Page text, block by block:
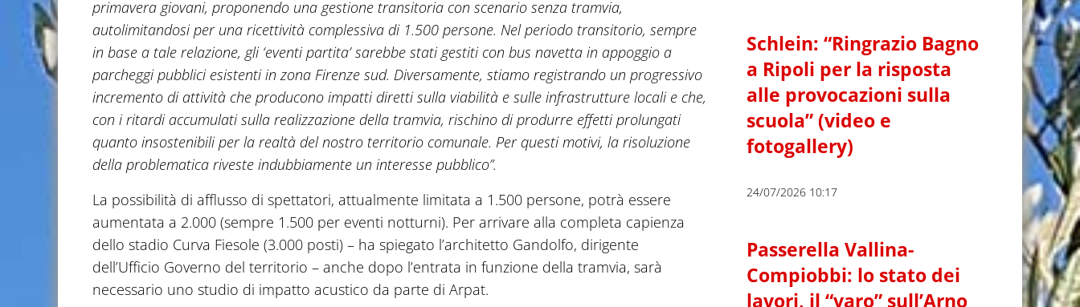
primavera giovani, proponendo una gestione transitoria con scenario senza tramvia,
autolimitandosi per una ricettività complessiva di 1.500 persone. Nel periodo transitorio, sempre
in base a tale relazione, gli ‘eventi partita’ sarebbe stati gestiti con bus navetta in appoggio a
parcheggi pubblici esistenti in zona Firenze sud. Diversamente, stiamo registrando un progressivo
incremento di attività che producono impatti diretti sulla viabilità e sulle infrastrutture locali e che,
con i ritardi accumulati sulla realizzazione della tramvia, rischino di produrre effetti prolungati
quanto insostenibili per la realtà del nostro territorio comunale. Per questi motivi, la risoluzione
della problematica riveste indubbiamente un interesse pubblico”.
La possibilità di afflusso di spettatori, attualmente limitata a 1.500 persone, potrà essere
aumentata a 2.000 (sempre 1.500 per eventi notturni). Per arrivare alla completa capienza
dello stadio Curva Fiesole (3.000 posti) – ha spiegato l’architetto Gandolfo, dirigente
dell’Ufficio Governo del territorio – anche dopo l’entrata in funzione della tramvia, sarà
necessario uno studio di impatto acustico da parte di Arpat.
Schlein: “Ringrazio Bagno
a Ripoli per la risposta
alle provocazioni sulla
scuola” (video e
fotogallery)
24/07/2026 10:17
Passerella Vallina-
Compiobbi: lo stato dei
lavori, il “varo” sull’Arno